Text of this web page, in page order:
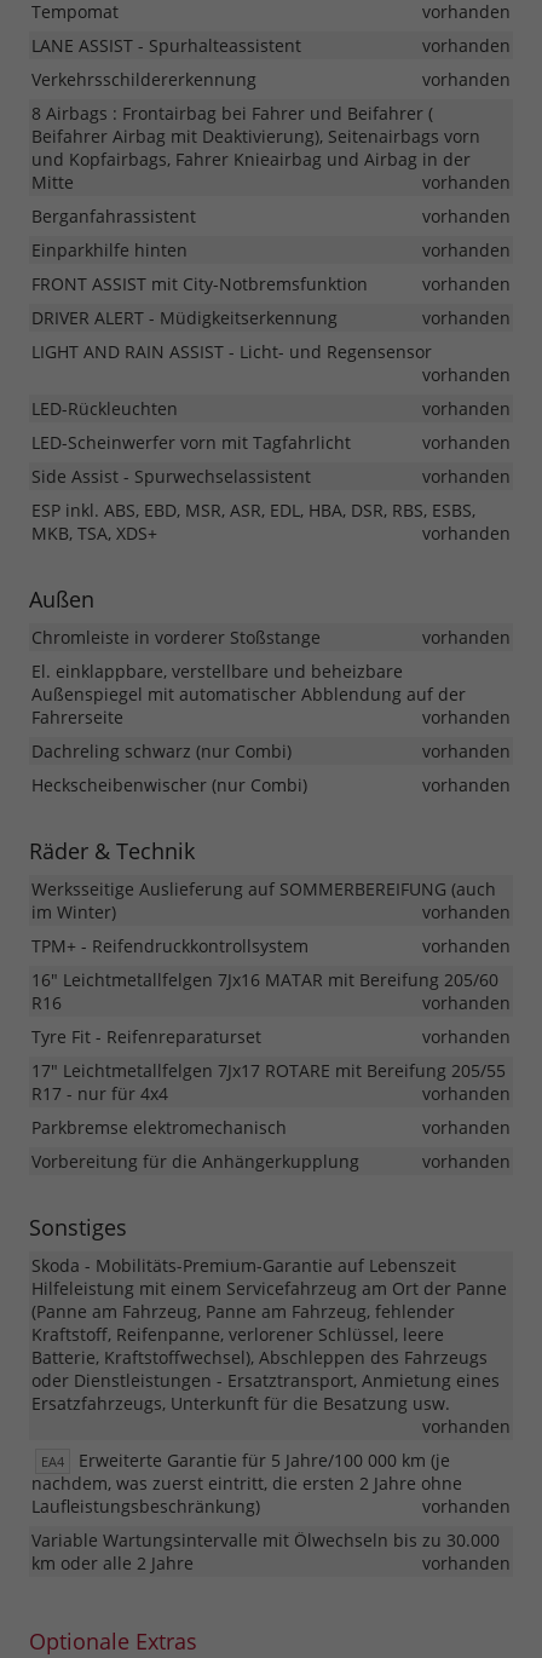
Tempomat
vorhanden
LANE ASSIST - Spurhalteassistent
vorhanden
Verkehrsschildererkennung
vorhanden
8 Airbags : Frontairbag bei Fahrer und Beifahrer (
Beifahrer Airbag mit Deaktivierung), Seitenairbags vorn
und Kopfairbags, Fahrer Knieairbag und Airbag in der
Mitte
vorhanden
Berganfahrassistent
vorhanden
Einparkhilfe hinten
vorhanden
FRONT ASSIST mit City-Notbremsfunktion
vorhanden
DRIVER ALERT - Müdigkeitserkennung
vorhanden
LIGHT AND RAIN ASSIST - Licht- und Regensensor
vorhanden
LED-Rückleuchten
vorhanden
LED-Scheinwerfer vorn mit Tagfahrlicht
vorhanden
Side Assist - Spurwechselassistent
vorhanden
ESP inkl. ABS, EBD, MSR, ASR, EDL, HBA, DSR, RBS, ESBS,
MKB, TSA, XDS+
vorhanden
Außen
Chromleiste in vorderer Stoßstange
vorhanden
El. einklappbare, verstellbare und beheizbare
Außenspiegel mit automatischer Abblendung auf der
Fahrerseite
vorhanden
Dachreling schwarz (nur Combi)
vorhanden
Heckscheibenwischer (nur Combi)
vorhanden
Räder & Technik
Werksseitige Auslieferung auf SOMMERBEREIFUNG (auch
im Winter)
vorhanden
TPM+ - Reifendruckkontrollsystem
vorhanden
16" Leichtmetallfelgen 7Jx16 MATAR mit Bereifung 205/60
R16
vorhanden
Tyre Fit - Reifenreparaturset
vorhanden
17" Leichtmetallfelgen 7Jx17 ROTARE mit Bereifung 205/55
R17 - nur für 4x4
vorhanden
Parkbremse elektromechanisch
vorhanden
Vorbereitung für die Anhängerkupplung
vorhanden
Sonstiges
Skoda - Mobilitäts-Premium-Garantie auf Lebenszeit
Hilfeleistung mit einem Servicefahrzeug am Ort der Panne
(Panne am Fahrzeug, Panne am Fahrzeug, fehlender
Kraftstoff, Reifenpanne, verlorener Schlüssel, leere
Batterie, Kraftstoffwechsel), Abschleppen des Fahrzeugs
oder Dienstleistungen - Ersatztransport, Anmietung eines
Ersatzfahrzeugs, Unterkunft für die Besatzung usw.
vorhanden
EA4
Erweiterte Garantie für 5 Jahre/100 000 km (je
nachdem, was zuerst eintritt, die ersten 2 Jahre ohne
Laufleistungsbeschränkung)
vorhanden
Variable Wartungsintervalle mit Ölwechseln bis zu 30.000
km oder alle 2 Jahre
vorhanden
Optionale Extras